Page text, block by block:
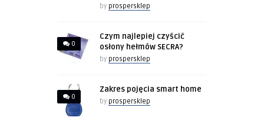
by prospersklep
0
Czym najlepiej czyścić
osłony hełmów SECRA?
by prospersklep
0
Zakres pojęcia smart home
by prospersklep